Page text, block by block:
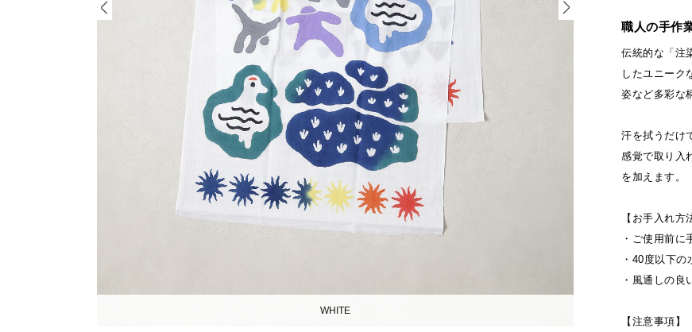
WHITE
職人の手作
伝統的な「注
したユニーク
姿など多彩な
汗を拭うだけ
感覚で取り入
を加えます。
【お手入れ方
・ご使用前に
・40度以下
・風通しの良
【注意事項】